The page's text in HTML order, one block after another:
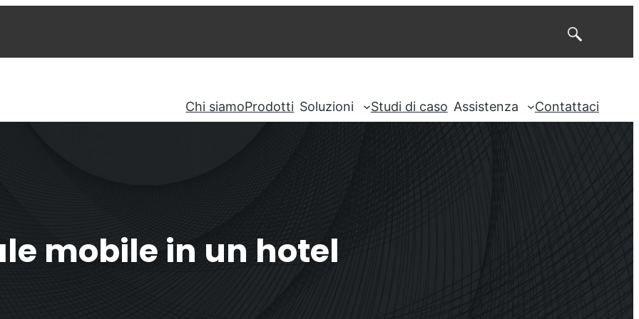
Chi siamoProdotti Soluzioni Studi di caso Assistenza Contattaci
mobile in un hotel